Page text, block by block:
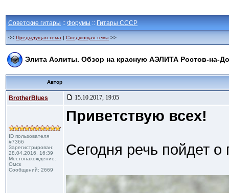
Советские гитары :: Форумы :: Гитары СССР
<< Предыдущая тема | Следующая тема >>
Элита Аэлиты. Обзор на красную АЭЛИТА Ростов-на-
Автор
BrotherBlues 15.10.2017, 19:05
ID пользователя
#7366
Зарегистрирован:
28.04.2016, 16:39
Местонахождение:
Омск
Сообщений: 2669
Приветствую всех!
Сегодня речь пойдет о